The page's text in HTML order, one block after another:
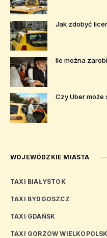
Jak zdobyć
Ile można
Czy Uber może
WOJEWÓDZKIE MIASTA
TAXI BIAŁYSTOK
TAXI BYDGOSZCZ
TAXI GDAŃSK
TAXI GORZÓW